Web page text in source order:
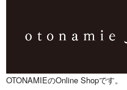
OTONAMIEのOnline Shopです。